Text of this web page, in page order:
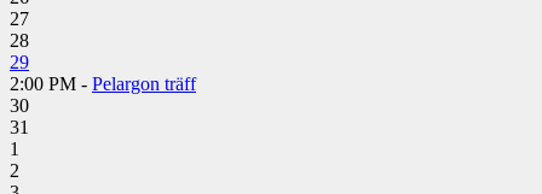
27
28
29
2:00 PM - Pelargon träff
30
31
1
2